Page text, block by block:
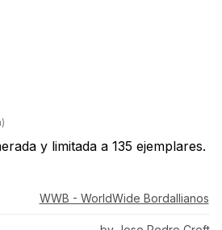
y limitada a 135 ejemplares.
WWB - WorldWide Bordallianos